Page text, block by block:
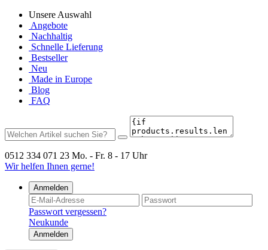
Unsere Auswahl
Angebote
Nachhaltig
Schnelle Lieferung
Bestseller
Neu
Made in Europe
Blog
FAQ
0512 334 071 23 Mo. - Fr. 8 - 17 Uhr
Wir helfen Ihnen gerne!
Anmelden
Passwort vergessen?
Neukunde
Anmelden